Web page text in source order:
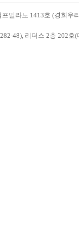
밀라노 1413호 (경희우
48), 리더스 2층 202호